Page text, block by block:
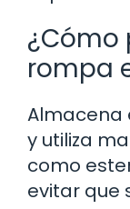
¿Cómo
rompa
Almacena
y utiliza
como
evitar que